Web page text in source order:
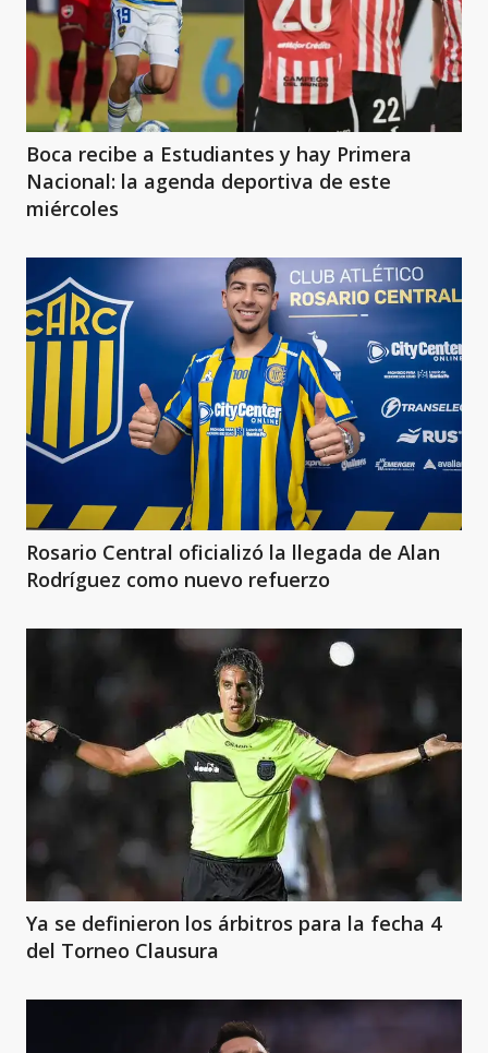
Boca recibe a Estudiantes y hay Primera
Nacional: la agenda deportiva de este
miércoles
Rosario Central oficializó la llegada de Alan
Rodríguez como nuevo refuerzo
Ya se definieron los árbitros para la fecha 4
del Torneo Clausura